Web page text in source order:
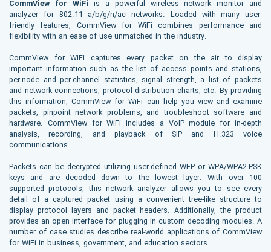
CommView for WiFi is a powerful wireless network monitor and
analyzer for 802.11 a/b/g/n/ac networks. Loaded with many user-
friendly features, CommView for WiFi combines performance and
flexibility with an ease of use unmatched in the industry.
CommView for WiFi captures every packet on the air to display
important information such as the list of access points and stations,
per-node and per-channel statistics, signal strength, a list of packets
and network connections, protocol distribution charts, etc. By providing
this information, CommView for WiFi can help you view and examine
packets, pinpoint network problems, and troubleshoot software and
hardware. CommView for WiFi includes a VoIP module for in-depth
analysis, recording, and playback of SIP and H.323 voice
communications.
Packets can be decrypted utilizing user-defined WEP or WPA/WPA2-PSK
keys and are decoded down to the lowest layer. With over 100
supported protocols, this network analyzer allows you to see every
detail of a captured packet using a convenient tree-like structure to
display protocol layers and packet headers. Additionally, the product
provides an open interface for plugging in custom decoding modules. A
number of case studies describe real-world applications of CommView
for WiFi in business, government, and education sectors.